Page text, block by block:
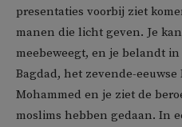
presentaties voorbij ziet
manen die licht geven. Je
meebeweegt, en je belandt
Bagdad, het zevende-
Mohammed en je ziet de
moslims hebben gedaan. In